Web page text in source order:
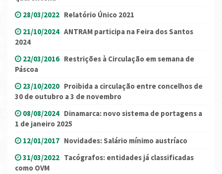
28/03/2022 Relatório Único 2021
21/10/2024 ANTRAM participa na Feira dos Santos
2024
22/03/2016 Restrições à Circulação em semana de
Páscoa
23/10/2020 Proibida a circulação entre concelhos de
30 de outubro a 3 de novembro
08/08/2024 Dinamarca: novo sistema de portagens a
1 de janeiro 2025
12/01/2017 Novidades: Salário mínimo austríaco
31/03/2022 Tacógrafos: entidades já classificadas
como OVM